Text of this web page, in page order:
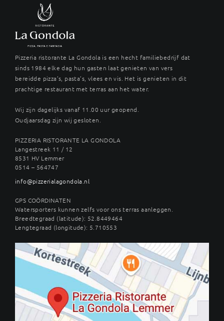
Pizzeria ristorante La Gondola is een hecht familiebedrijf dat
sinds 1984 elke dag hun gasten laat genieten van vers
bereidde pizza’s, pasta’s, vlees en vis. Het is genieten in dit
prachtige restaurant met terras aan het water.
Wij zijn dagelijks vanaf 11.00 uur geopend.
Oudjaarsdag zijn wij gesloten.
PIZZERIA RISTORANTE LA GONDOLA
Langestreek 11 / 12
8531 HV Lemmer
0514 – 564747
info@pizzerialagondola.nl
GPS COÖRDINATEN
Watersporters kunnen zelfs voor ons terras aanleggen.
Breedtegraad (latitude): 52.8449464
Lengtegraad (longitude): 5.710553